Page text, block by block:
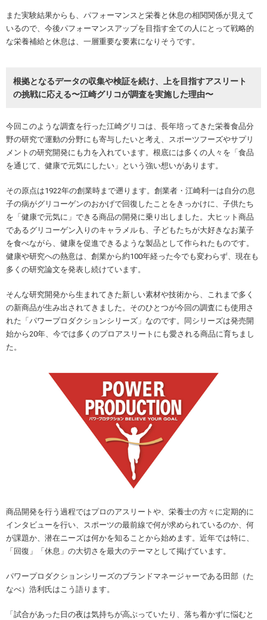
また実験結果からも、パフォーマンスと栄養と休息の相関関係が見えて
いるので、今後パフォーマンスアップを目指す全ての人にとって戦略的
な栄養補給と休息は、一層重要な要素になりそうです。
根拠となるデータの収集や検証を続け、上を目指すアスリート
の挑戦に応える〜江崎グリコが調査を実施した理由〜
今回このような調査を行った江崎グリコは、長年培ってきた栄養食品分
野の研究で運動の分野にも寄与したいと考え、スポーツフーズやサプリ
メントの研究開発にも力を入れています。根底には多くの人々を「食品
を通じて、健康で元気にしたい」という強い想いがあります。
その原点は1922年の創業時まで遡ります。創業者・江崎利一は自分の息
子の病がグリコーゲンのおかげで回復したことをきっかけに、子供たち
を「健康で元気に」できる商品の開発に乗り出しました。大ヒット商品
であるグリコーゲン入りのキャラメルも、子どもたちが大好きなお菓子
を食べながら、健康を促進できるような製品として作られたものです。
健康や研究への熱意は、創業から約100年経った今でも変わらず、現在も
多くの研究論文を発表し続けています。
そんな研究開発から生まれてきた新しい素材や技術から、これまで多く
の新商品が生み出されてきました。そのひとつが今回の調査にも使用さ
れた「パワープロダクションシリーズ」なのです。同シリーズは発売開
始から20年、今では多くのプロアスリートにも愛される商品に育ちまし
た。
商品開発を行う過程ではプロのアスリートや、栄養士の方々に定期的に
インタビューを行い、スポーツの最前線で何が求められているのか、何
が課題か、潜在ニーズは何かを知ることから始めます。近年では特に、
「回復」「休息」の大切さを最大のテーマとして掲げています。
パワープロダクションシリーズのブランドマネージャーである田部（た
なべ）浩利氏はこう語ります。
「試合があった日の夜は気持ちが高ぶっていたり、落ち着かずに悩むと
クーポンコードをコピーしました
Amazonで購入